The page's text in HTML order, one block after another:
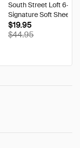
South Street Loft 6-
Signature Soft Sheet
Ikat - Twin
$19.95
$44.95